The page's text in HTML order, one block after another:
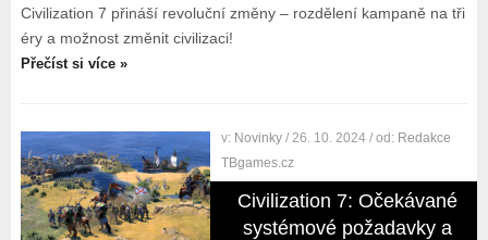
Civilization 7 přináší revoluční změny – rozdělení kampaně na tři
éry a možnost změnit civilizaci!
Přečíst si více »
v: Novinky / 26. 10. 2024 / od: Redakce
TBgames.cz
Civilization 7: Očekávané
systémové požadavky a